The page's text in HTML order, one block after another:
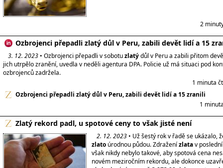
2
Ozbrojenci přepadli zlatý důl v Peru, zabili devět lidí a 15
3. 12. 2023 • Ozbrojenci přepadli v sobotuzlatýdůl v Peru a zabili přitom
jich utrpělo zranění, uvedla v neděli agentura DPA. Policie už má situaci pod
ozbrojenců zadržela.
1 minuta
Ozbrojenci přepadli zlatý důl v Peru, zabili devět lidí a 15 zranili
1
Zlatý rekord padl, u spotové ceny to však jisté není
2. 12. 2023 • Už šestý rok v řadě se ukázalo,
zlato úrodnou půdou. Zdraženízlatav
však nikdy nebylo takové, aby spotová cena
novém meziročním rekordu, ale dokonce